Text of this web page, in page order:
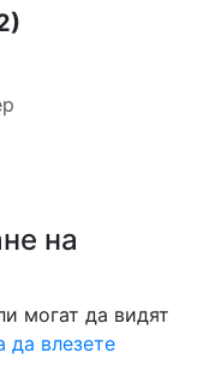
на
могат да видят
да влезете